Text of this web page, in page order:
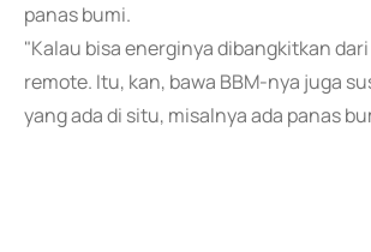
panas bumi.
"Kalau bisa energinya dibangkitkan
remote. Itu, kan, bawa BBM-nya juga
yang ada di situ, misalnya ada panas